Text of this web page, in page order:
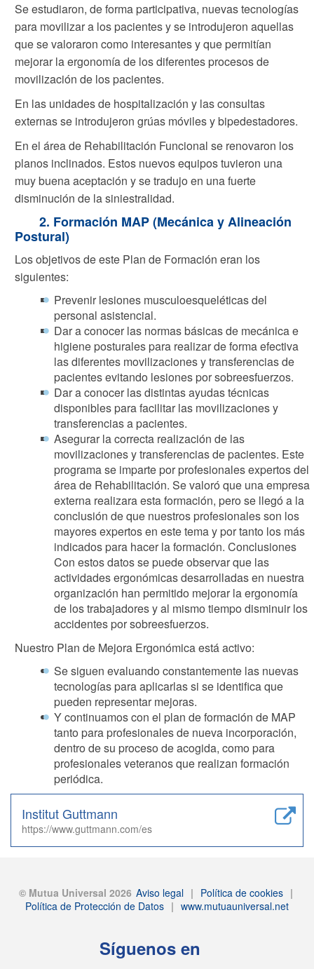
Se estudiaron, de forma participativa, nuevas tecnologías
para movilizar a los pacientes y se introdujeron aquellas
que se valoraron como interesantes y que permitían
mejorar la ergonomía de los diferentes procesos de
movilización de los pacientes.
En las unidades de hospitalización y las consultas
externas se introdujeron grúas móviles y bipedestadores.
En el área de Rehabilitación Funcional se renovaron los
planos inclinados. Estos nuevos equipos tuvieron una
muy buena aceptación y se tradujo en una fuerte
disminución de la siniestralidad.
2. Formación MAP (Mecánica y Alineación
Postural)
Los objetivos de este Plan de Formación eran los
siguientes:
Prevenir lesiones musculoesqueléticas del
personal asistencial.
Dar a conocer las normas básicas de mecánica e
higiene posturales para realizar de forma efectiva
las diferentes movilizaciones y transferencias de
pacientes evitando lesiones por sobreesfuerzos.
Dar a conocer las distintas ayudas técnicas
disponibles para facilitar las movilizaciones y
transferencias a pacientes.
Asegurar la correcta realización de las
movilizaciones y transferencias de pacientes. Este
programa se imparte por profesionales expertos del
área de Rehabilitación. Se valoró que una empresa
externa realizara esta formación, pero se llegó a la
conclusión de que nuestros profesionales son los
mayores expertos en este tema y por tanto los más
indicados para hacer la formación. Conclusiones
Con estos datos se puede observar que las
actividades ergonómicas desarrolladas en nuestra
organización han permitido mejorar la ergonomía
de los trabajadores y al mismo tiempo disminuir los
accidentes por sobreesfuerzos.
Nuestro Plan de Mejora Ergonómica está activo:
Se siguen evaluando constantemente las nuevas
tecnologías para aplicarlas si se identifica que
pueden representar mejoras.
Y continuamos con el plan de formación de MAP
tanto para profesionales de nueva incorporación,
dentro de su proceso de acogida, como para
profesionales veteranos que realizan formación
periódica.
Institut Guttmann
https://www.guttmann.com/es
© Mutua Universal 2026 Aviso legal | Política de cookies |
Política de Protección de Datos | www.mutuauniversal.net
Síguenos en